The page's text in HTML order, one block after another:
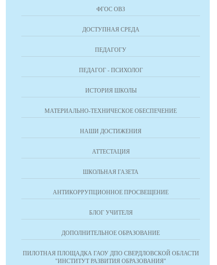
ФГОС ОВЗ
ДОСТУПНАЯ СРЕДА
ПЕДАГОГУ
ПЕДАГОГ - ПСИХОЛОГ
ИСТОРИЯ ШКОЛЫ
МАТЕРИАЛЬНО-ТЕХНИЧЕСКОЕ ОБЕСПЕЧЕНИЕ
НАШИ ДОСТИЖЕНИЯ
АТТЕСТАЦИЯ
ШКОЛЬНАЯ ГАЗЕТА
АНТИКОРРУПЦИОННОЕ ПРОСВЕЩЕНИЕ
БЛОГ УЧИТЕЛЯ
ДОПОЛНИТЕЛЬНОЕ ОБРАЗОВАНИЕ
ПИЛОТНАЯ ПЛОЩАДКА ГАОУ ДПО СВЕРДЛОВСКОЙ ОБЛАСТИ
"ИНСТИТУТ РАЗВИТИЯ ОБРАЗОВАНИЯ"